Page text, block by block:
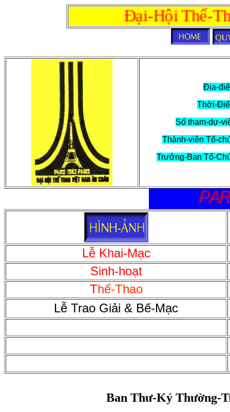
Đại-Hội Thể-
Địa-
Thời-
Số tham-dự-
Thành-viên Tổ-
Trưởng-Ban Tổ-
Lễ Khai-Mạc
Sinh-hoạt
Thể-Thao
Lễ Trao Giải & Bế-Mạc
Ban Thư-Ký Thường-